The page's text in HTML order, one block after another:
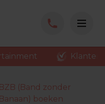
BZB (Band zonder
Banaan) boeken